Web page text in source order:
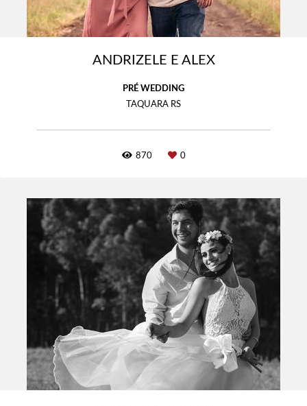
ANDRIZELE E ALEX
PRÉ WEDDING
TAQUARA RS
870 0